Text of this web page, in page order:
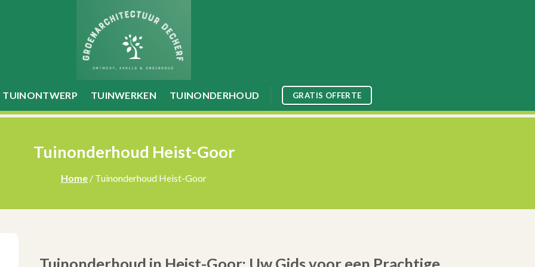
TUINONTWERP TUINWERKEN TUINONDERHOUD GRATIS OFFERTE
Tuinonderhoud Heist-Goor
Home / Tuinonderhoud Heist-Goor
Tuinonderhoud in Heist-Goor: Uw Gids voor een Prachtige